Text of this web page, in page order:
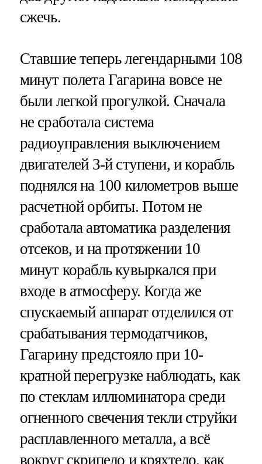
сжечь.
Ставшие теперь легендарными 108
минут полета Гагарина вовсе не
были легкой прогулкой. Сначала
не сработала система
радиоуправления выключением
двигателей 3-й ступени, и корабль
поднялся на 100 километров выше
расчетной орбиты. Потом не
сработала автоматика разделения
отсеков, и на протяжении 10
минут корабль кувыркался при
входе в атмосферу. Когда же
спускаемый аппарат отделился от
срабатывания термодатчиков,
Гагарину предстояло при 10-
кратной перегрузке наблюдать, как
по стеклам иллюминатора среди
огненного свечения текли струйки
расплавленного металла, а всё
вокруг скрипело и кряхтело, как